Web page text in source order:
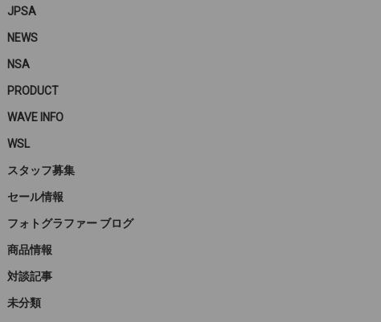
JPSA
NEWS
NSA
PRODUCT
WAVE INFO
WSL
スタッフ募集
セール情報
フォトグラファー ブログ
商品情報
対談記事
未分類